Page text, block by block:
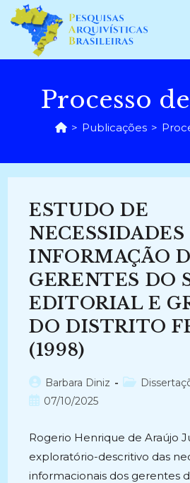
para
conteúdo
Processo
> Publicações >
ESTUDO DE
NECESSIDADES
INFORMAÇÃO
GERENTES DO
EDITORIAL E
DO DISTRITO
(1998)
Autor
do
Barbara Diniz
Categoria
Post07/10/2025
Rogerio Henrique de Araújo
exploratório-descritivo das
informacionais dos gerentes